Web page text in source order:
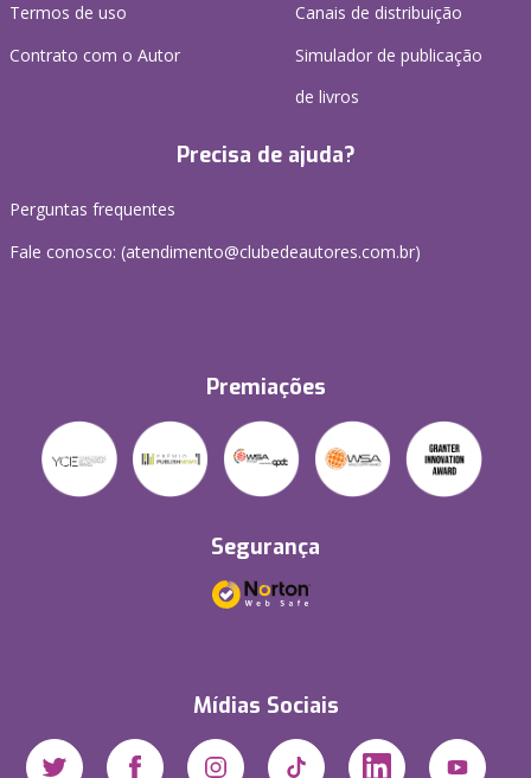
Termos de uso
Contrato com o Autor
Canais de distribuição
Simulador de publicação
de livros
Precisa de ajuda?
Perguntas frequentes
Fale conosco: (atendimento@clubedeautores.com.br)
Premiações
Segurança
Mídias Sociais